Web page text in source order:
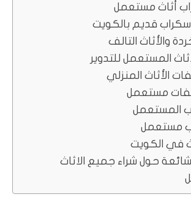
أثاث مستعمل
قديم بالكويت
والأثاث التالف
المستعمل للتدوير
الأثاث المنزلي
مستعمل
المستعمل
مستعمل
في الكويت
حول شراء جميع الاثاث